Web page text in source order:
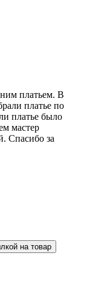
платьем. В
платье по
платье было
мастер
Спасибо за
на товар